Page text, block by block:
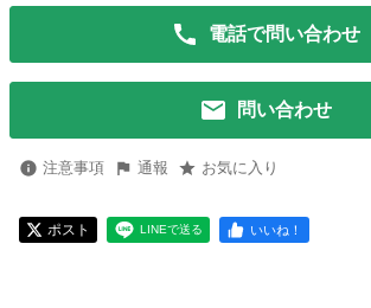
電話で問い合わせ
問い合わせ
注意事項 通報 お気に入り
ポスト LINEで送る いいね！